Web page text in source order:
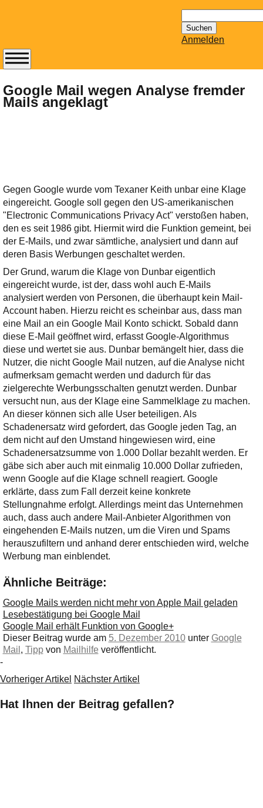
nach:
Anmelden
Google Mail wegen Analyse fremder
Mails angeklagt
Gegen Google wurde vom Texaner Keith unbar eine Klage
eingereicht. Google soll gegen den US-amerikanischen
"Electronic Communications Privacy Act" verstoßen haben,
den es seit 1986 gibt. Hiermit wird die Funktion gemeint, bei
der E-Mails, und zwar sämtliche, analysiert und dann auf
deren Basis Werbungen geschaltet werden.
Der Grund, warum die Klage von Dunbar eigentlich
eingereicht wurde, ist der, dass wohl auch E-Mails
analysiert werden von Personen, die überhaupt kein Mail­
Account haben. Hierzu reicht es scheinbar aus, dass man
eine Mail an ein Google Mail Konto schickt. Sobald dann
diese E-Mail geöffnet wird, erfasst Google-Algorithmus
diese und wertet sie aus. Dunbar bemängelt hier, dass die
Nutzer, die nicht Google Mail nutzen, auf die Analyse nicht
aufmerksam gemacht werden und dadurch für das
zielgerechte Werbungsschalten genutzt werden. Dunbar
versucht nun, aus der Klage eine Sammelklage zu machen.
An dieser können sich alle User beteiligen. Als
Schadenersatz wird gefordert, das Google jeden Tag, an
dem nicht auf den Umstand hingewiesen wird, eine
Schadenersatzsumme von 1.000 Dollar bezahlt werden. Er
gäbe sich aber auch mit einmalig 10.000 Dollar zufrieden,
wenn Google auf die Klage schnell reagiert. Google
erklärte, dass zum Fall derzeit keine konkrete
Stellungnahme erfolgt. Allerdings meint das Unternehmen
auch, dass auch andere Mail-Anbieter Algorithmen von
eingehenden E-Mails nutzen, um die Viren und Spams
herauszufiltern und anhand derer entschieden wird, welche
Werbung man einblendet.
Ähnliche Beiträge:
Google Mails werden nicht mehr von Apple Mail geladen
Lesebestätigung bei Google Mail
Google Mail erhält Funktion von Google+
Dieser Beitrag wurde am 5. Dezember 2010unter Google
Mail , Tipp von Mailhilfe veröffentlicht.
-
Vorheriger Artikel Nächster Artikel
Hat Ihnen der Beitrag gefallen?
Abonnieren Sie den
14-tägig
erscheinenden
Newsletter von
bereithält!
Wie z.B. Outlook,
GMail, Thunderbird
oder auch
KuNoMail, usw.
Ihre E-Mail
Adresse:
E-Mail
E-Mail bestätigen